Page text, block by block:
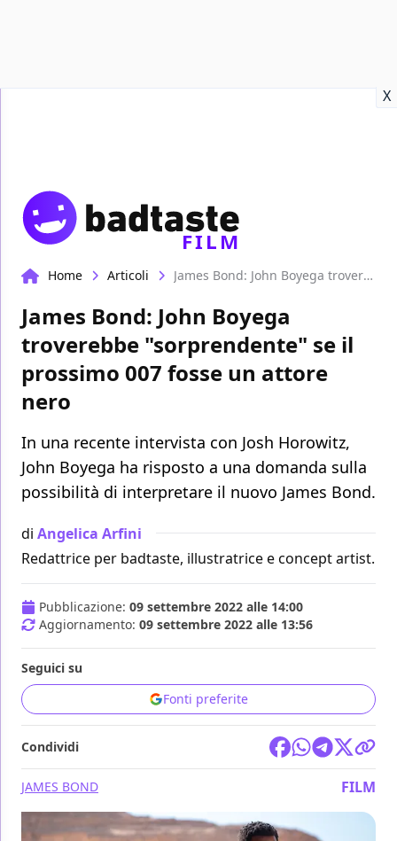
X
FILM
Home Articoli James Bond: John Boyega troverebbe "sorprendente" se il prossimo 007 fosse un attore nero
James Bond: John Boyega
troverebbe "sorprendente" se il
prossimo 007 fosse un attore
nero
In una recente intervista con Josh Horowitz,
John Boyega ha risposto a una domanda sulla
possibilità di interpretare il nuovo James Bond.
di Angelica Arfini
Redattrice per badtaste, illustratrice e concept artist.
Pubblicazione: 09 settembre 2022 alle 14:00
Aggiornamento: 09 settembre 2022 alle 13:56
Seguici su
Fonti preferite
Condividi
JAMES BOND FILM